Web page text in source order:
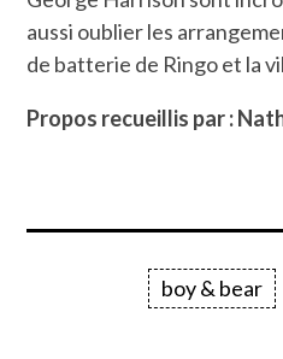
aussi oublier les
de batterie de Ringo et la
Propos recueillis par :
boy & bear